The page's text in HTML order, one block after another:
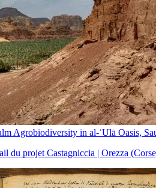
Agrobiodiversity in al-ʿUlā Oasis,
du projet Castagniccia | Orezza